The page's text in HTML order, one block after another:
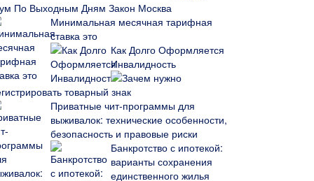
По Выходным Дням Закон Москва
Минимальная месячная тарифная
ставка это
Как Долго Оформляется
Инвалидность
Зачем нужно
товарный знак
Приватные чит-программы для
выживалок: технические особенности,
безопасность и правовые риски
Банкротство с ипотекой:
варианты сохранения
единственного жилья